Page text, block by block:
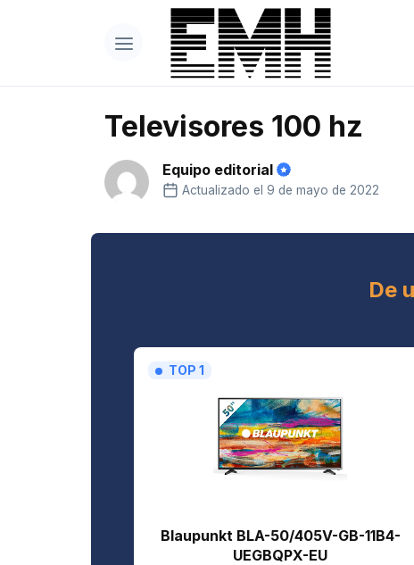
Televisores 100 hz
Equipo editorial
Actualizado el 9 de mayo de 2022
De
TOP 1
Blaupunkt BLA-50/405V-GB-11B4-
UEGBQPX-EU